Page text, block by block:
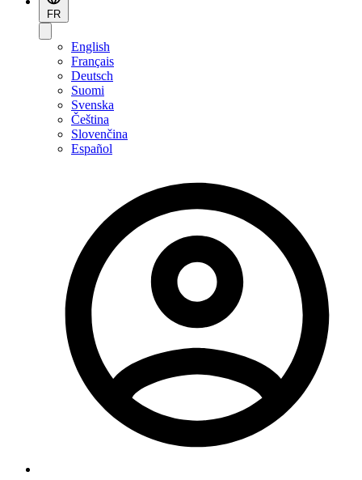
FR
English
Français
Deutsch
Suomi
Svenska
Čeština
Slovenčina
Español